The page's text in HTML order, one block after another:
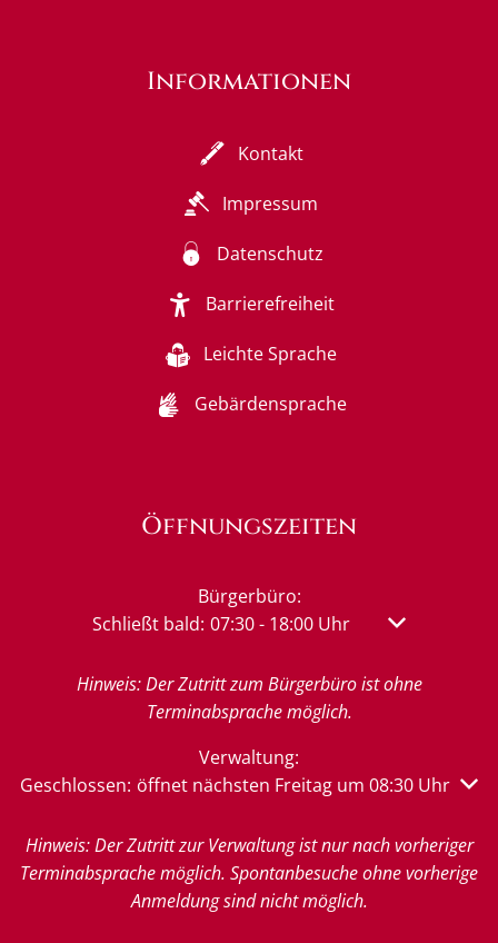
Informationen
Kontakt
Impressum
Datenschutz
Barrierefreiheit
Leichte Sprache
Gebärdensprache
Öffnungszeiten
Bürgerbüro:
Klicken, um weitere Öffnungs- oder
Schließt bald: 07:30- 18:00 Uhr Von 07:30
Hinweis: Der Zutritt zum Bürgerbüro ist ohne
Terminabsprache möglich.
Verwaltung:
Klicken, um weitere Öffnungs- oder Schließzeiten
Geschlossen: öffnet nächsten Freitag um 08:30 Uhr
Hinweis: Der Zutritt zur Verwaltung ist nur nach vorheriger
Terminabsprache möglich. Spontanbesuche ohne vorherige
Anmeldung sind nicht möglich.